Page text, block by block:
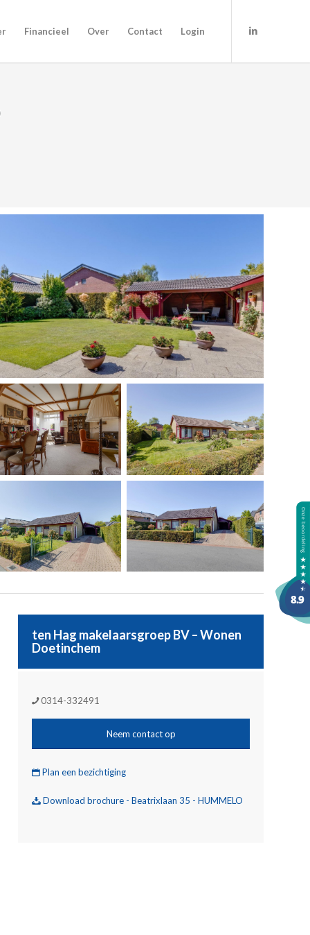
Financieel Over Contact Login
ten Hag makelaarsgroep BV – Wonen
Doetinchem
0314-332491
Neem contact op
Plan een bezichtiging
 Download brochure - Beatrixlaan 35 - HUMMELO